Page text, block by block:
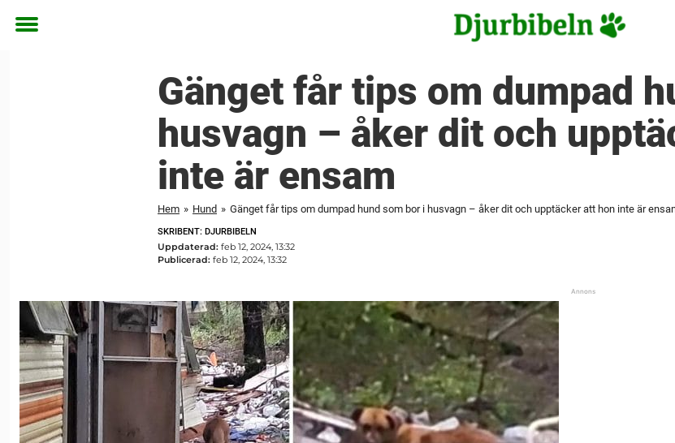
Toggle
Gänget får tips om dumpad
husvagn – åker dit och
inte är ensam
Hem » Hund » Gänget får tips om dumpad hund som bor i husvagn – åker dit och upptäcker att hon inte är
SKRIBENT: DJURBIBELN
Uppdaterad: feb 12, 2024, 13:32
Publicerad: feb 12, 2024, 13:32